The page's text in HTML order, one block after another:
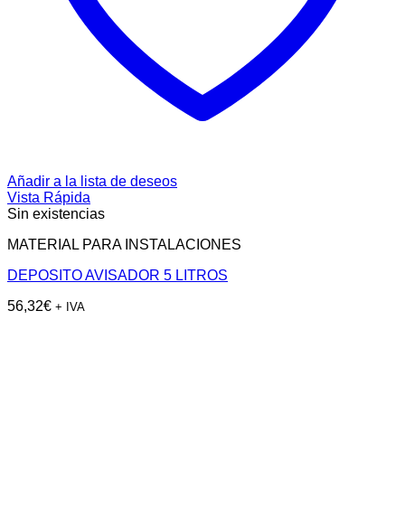
Añadir a la lista de deseos
Vista Rápida
Sin existencias
MATERIAL PARA INSTALACIONES
DEPOSITO AVISADOR 5 LITROS
56,32€ + IVA